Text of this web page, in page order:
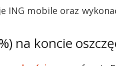
ING mobile oraz
na koncie